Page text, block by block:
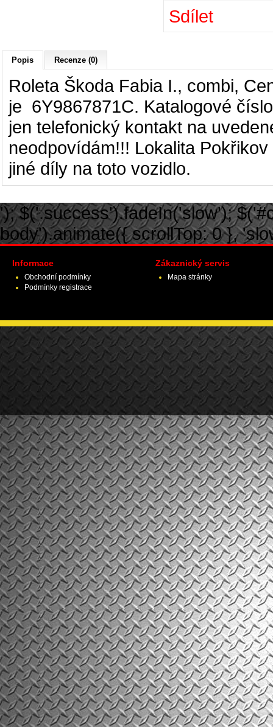
Sdílet
Popis Recenze (0)
Roleta Škoda Fabia I., combi,
je 6Y9867871C. Katalogové
jen telefonický kontakt na
neodpovídám!!! Lokalita
jiné díly na toto vozidlo.
'); $('.success').fadeIn('slow');
body').animate({ scrollTop: 0 },
Informace
Obchodní podmínky
Podmínky registrace
Zákaznický servis
Mapa stránky